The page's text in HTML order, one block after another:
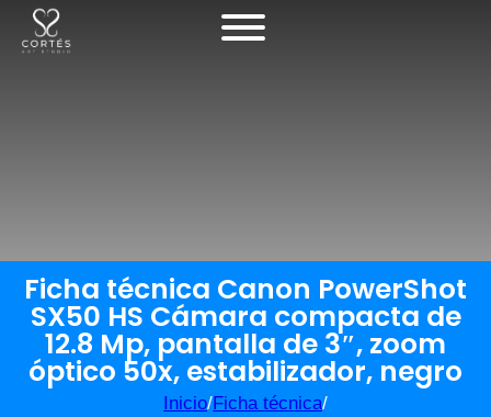
Ficha técnica Canon PowerShot
SX50 HS Cámara compacta de
12.8 Mp, pantalla de 3″, zoom
óptico 50x, estabilizador, negro
Inicio/Ficha técnica/